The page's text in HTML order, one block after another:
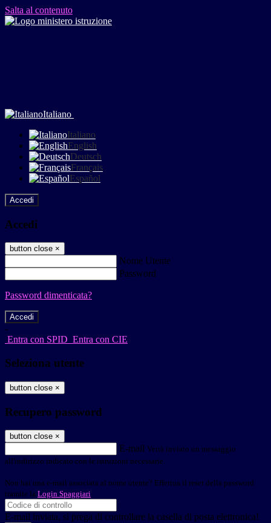
Salta al contenuto
Italiano
Italiano
English
Deutsch
Français
Español
Accedi
Accedi
button close ×
Nome Utente
Password
Password dimenticata?
-
Entra con SPID Entra con CIE
Seleziona utente
button close ×
Recupero password
button close ×
E-mail Verrà inviato un messaggio
all'indirizzo indicato con le istruzioni necessarie.
Non hai una e-mail associata al nome utente? Effettua il reset della password
tramite la Login Spaggiari
E-mail inviata, si prega di controllare la casella di posta elettronica!